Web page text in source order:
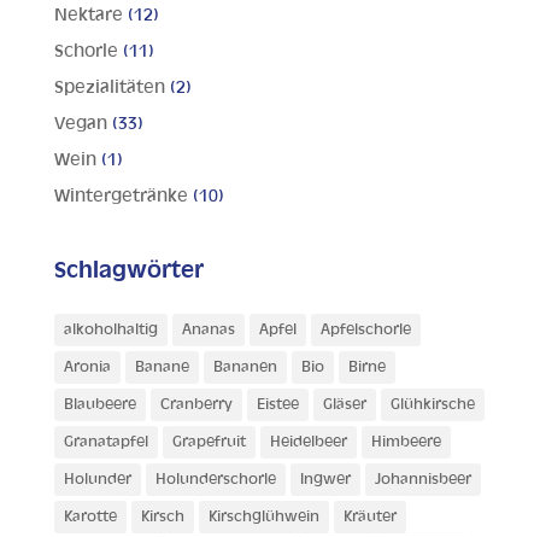
Nektare (12)
Schorle (11)
Spezialitäten (2)
Vegan (33)
Wein (1)
Wintergetränke (10)
Schlagwörter
alkoholhaltig Ananas Apfel Apfelschorle
Aronia Banane Bananen Bio Birne
Blaubeere Cranberry Eistee Gläser Glühkirsche
Granatapfel Grapefruit Heidelbeer Himbeere
Holunder Holunderschorle Ingwer Johannisbeer
Karotte Kirsch Kirschglühwein Kräuter